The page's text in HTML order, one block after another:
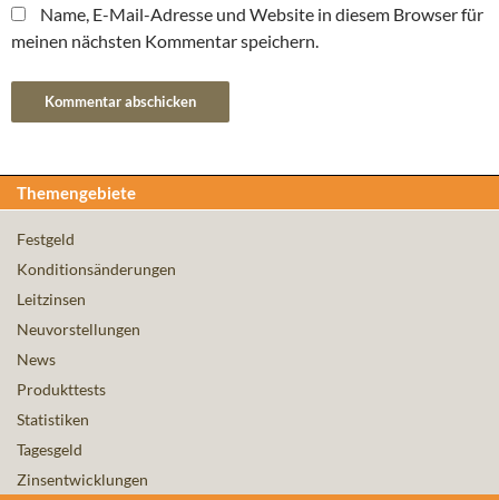
Name, E-Mail-Adresse und Website in diesem Browser für
meinen nächsten Kommentar speichern.
Themengebiete
Festgeld
Konditionsänderungen
Leitzinsen
Neuvorstellungen
News
Produkttests
Statistiken
Tagesgeld
Zinsentwicklungen